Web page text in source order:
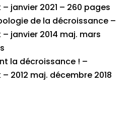
janvier 2021 – 260 pages
de la décroissance –
janvier 2014 maj. mars
la décroissance ! –
2012 maj. décembre 2018